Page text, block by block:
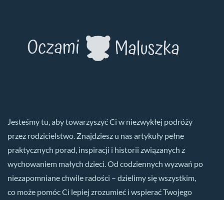
Jesteśmy tu, aby towarzyszyć Ci w niezwykłej podróży
przez rodzicielstwo. Znajdziesz u nas artykuły pełne
praktycznych porad, inspiracji i historii związanych z
wychowaniem małych dzieci. Od codziennych wyzwań po
niezapomniane chwile radości – dzielimy się wszystkim,
co może pomóc Ci lepiej zrozumieć i wspierać Twojego